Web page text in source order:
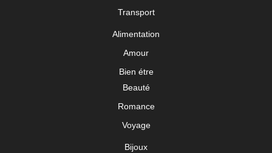
Transport
Alimentation
Amour
Bien étre
Beauté
Romance
Voyage
Bijoux